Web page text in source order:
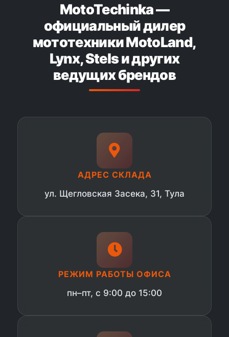
MotoTechinka —
официальный дилер
мототехники MotoLand,
Lynx, Stels и других
ведущих брендов
АДРЕС СКЛАДА
ул. Щегловская Засека, 31, Тула
РЕЖИМ РАБОТЫ ОФИСА
пн–пт, с 9:00 до 15:00